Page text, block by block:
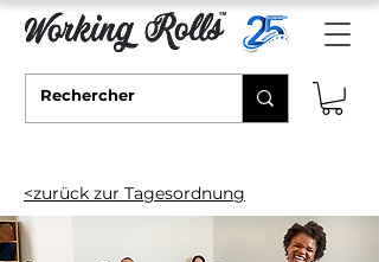
<zurück zur Tagesordnung